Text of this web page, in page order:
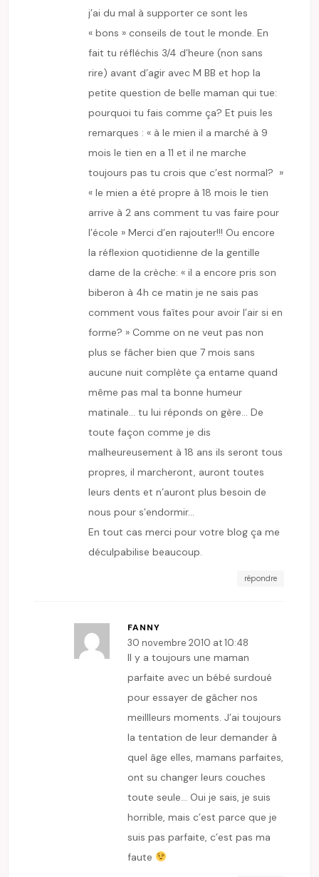
j’ai du mal à supporter ce sont les
« bons » conseils de tout le monde. En
fait tu réfléchis 3/4 d’heure (non sans
rire) avant d’agir avec M BB et hop la
petite question de belle maman qui tue:
pourquoi tu fais comme ça? Et puis les
remarques : « à le mien il a marché à 9
mois le tien en a 11 et il ne marche
toujours pas tu crois que c’est normal? »
« le mien a été propre à 18 mois le tien
arrive à 2 ans comment tu vas faire pour
l’école » Merci d’en rajouter!!! Ou encore
la réflexion quotidienne de la gentille
dame de la crèche: « il a encore pris son
biberon à 4h ce matin je ne sais pas
comment vous faîtes pour avoir l’air si en
forme? » Comme on ne veut pas non
plus se fâcher bien que 7 mois sans
aucune nuit complète ça entame quand
même pas mal ta bonne humeur
matinale… tu lui réponds on gère… De
toute façon comme je dis
malheureusement à 18 ans ils seront tous
propres, il marcheront, auront toutes
leurs dents et n’auront plus besoin de
nous pour s’endormir…
En tout cas merci pour votre blog ça me
déculpabilise beaucoup.
répondre
FANNY
30 novembre 2010 at 10:48
Il y a toujours une maman
parfaite avec un bébé surdoué
pour essayer de gâcher nos
meillleurs moments. J’ai toujours
la tentation de leur demander à
quel âge elles, mamans parfaites,
ont su changer leurs couches
toute seule… Oui je sais, je suis
horrible, mais c’est parce que je
suis pas parfaite, c’est pas ma
faute